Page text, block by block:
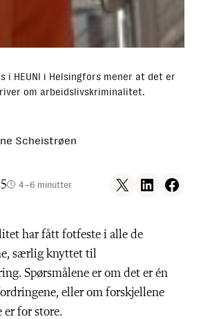
i HEUNI i Helsingfors mener at det er
om arbeidslivskriminalitet.
Scheistrøen
4–6 minutter Share on X Share on LinkedIn
Share on
har fått fotfeste i alle de
særlig knyttet til
Spørsmålene er om det er én
eller om forskjellene
for store.